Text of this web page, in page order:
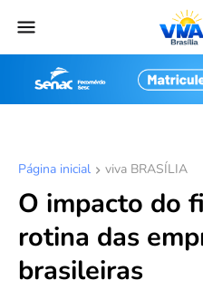
Página inicial viva BRASÍLIA
O impacto do
rotina das
brasileiras